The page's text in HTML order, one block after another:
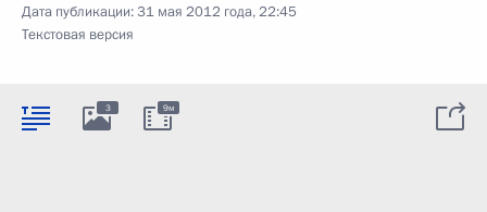
Дата публикации:31 мая 2012 года, 22:45
Текстовая версия
3 9м